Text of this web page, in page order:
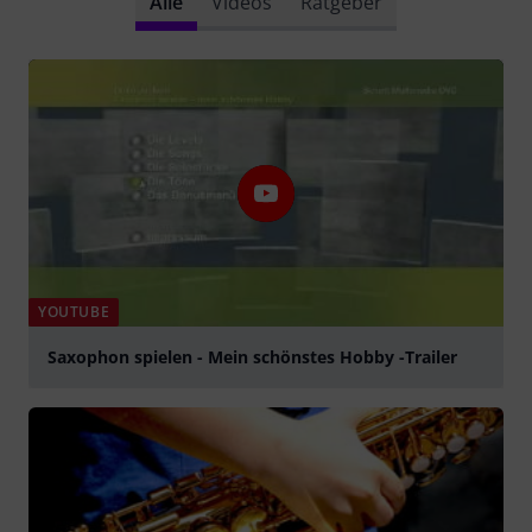
YOUTUBE
Saxophon spielen - Mein schönstes Hobby -Trailer